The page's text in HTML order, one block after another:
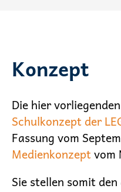
Konzept
Die hier
Schulkonzept der
Fassung vom
Medienkonzeptvom
Sie stellen somit